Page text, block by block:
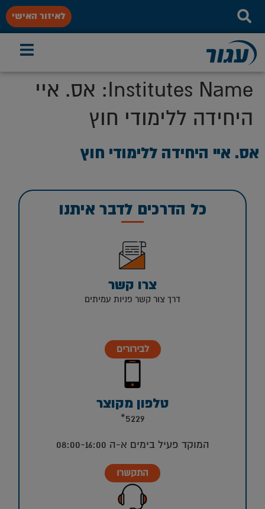
לאיזור האישי
Institutes Name:
אס. איי
היחידה ללימודי חוץ
אס. איי היחידה ללימודי חוץ
כל הדרכים לדבר איתנו
צרו קשר
דרך צור קשר פניות עמיתים
לבירורים
טלפון מקוצר
5229*
המוקד פעיל בימים א-ה 08:00-16:00
התקשרו